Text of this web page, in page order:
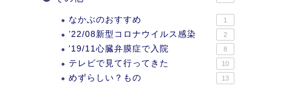
なかぶのおすすめ 1
’22/08新型コロナウイルス感染 2
'19/11心臓弁膜症で入院 8
テレビで見て行ってきた 10
めずらしい？もの 13